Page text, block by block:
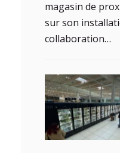
magasin de
sur son
collaboration…